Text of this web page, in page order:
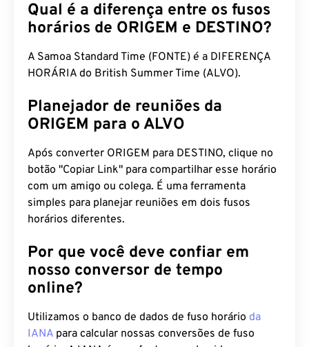
Qual é a diferença entre os fusos
horários de ORIGEM e DESTINO?
A Samoa Standard Time (FONTE) é a DIFERENÇA
HORÁRIA do British Summer Time (ALVO).
Planejador de reuniões da
ORIGEM para o ALVO
Após converter ORIGEM para DESTINO, clique no
botão "Copiar Link" para compartilhar esse horário
com um amigo ou colega. É uma ferramenta
simples para planejar reuniões em dois fusos
horários diferentes.
Por que você deve confiar em
nosso conversor de tempo
online?
Utilizamos o banco de dados de fuso horário da
IANA para calcular nossas conversões de fuso